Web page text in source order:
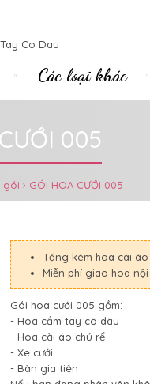
Các loại khác
005
gói GÓI HOA CƯỚI 005
Tặng kèm hoa cài áo
Miễn phí giao hoa nội
Gói hoa cưới 005 gồm:
- Hoa cầm tay cô dâu
- Hoa cài áo chú rể
- Xe cưới
- Bàn gia tiên